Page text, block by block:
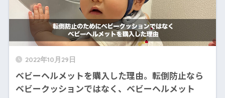
2022年10月29日
ベビーヘルメットを購入した理由。転倒防止なら
ベビークッションではなく、ベビーヘルメット